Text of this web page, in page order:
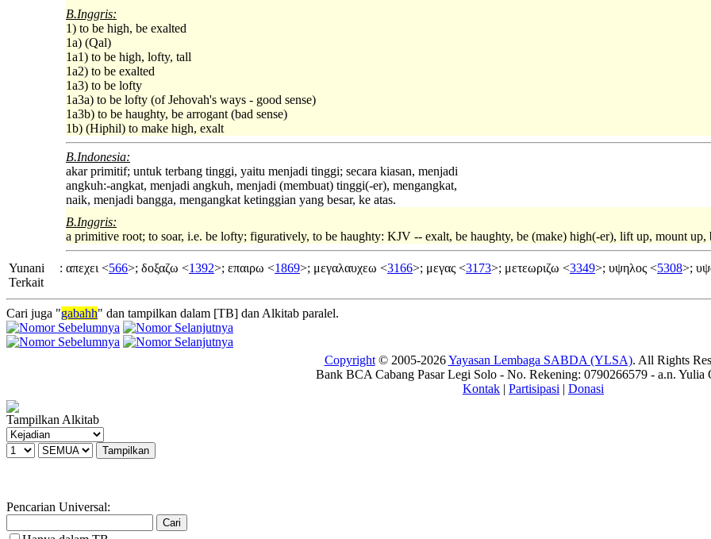
B.Inggris:
1) to be high, be exalted
1a) (Qal)
1a1) to be high, lofty, tall
1a2) to be exalted
1a3) to be lofty
1a3a) to be lofty (of Jehovah's ways - good sense)
1a3b) to be haughty, be arrogant (bad sense)
1b) (Hiphil) to make high, exalt
B.Indonesia:
akar primitif; untuk terbang tinggi, yaitu menjadi tinggi; secara kiasan, menjadi
angkuh:-angkat, menjadi angkuh, menjadi (membuat) tinggi(-er), mengangkat,
naik, menjadi bangga, mengangkat ketinggian yang besar, ke atas.
B.Inggris:
a primitive root; to soar, i.e. be lofty; figuratively, to be haughty: KJV -- exalt, be haughty, be (make) high(-er), lift up, mount up,
Yunani
Terkait
: απεχει <566>; δοξαζω <1392>; επαιρω <1869>; μεγαλαυχεω <3166>; μεγας <3173>; μετεωριζω <3349>; υψηλος <5308>;
Cari juga "gabahh" dan tampilkan dalam [TB] dan Alkitab paralel.
Copyright© 2005-2026Yayasan Lembaga SABDA (YLSA). All Rights
Bank BCA Cabang Pasar Legi Solo - No. Rekening: 0790266579 - a.n. Yulia
Kontak | Partisipasi | Donasi
Tampilkan Alkitab
Pencarian Universal: